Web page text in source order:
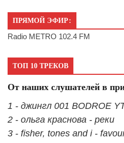
ПРЯМОЙ ЭФИР:
Radio METRO 102.4 FM
ТОП 10 ТРЕКОВ
От наших слушателей в
1 - джингл 001 BODROE
2 - ольга краснова - реки
3 - fisher, tones and i -